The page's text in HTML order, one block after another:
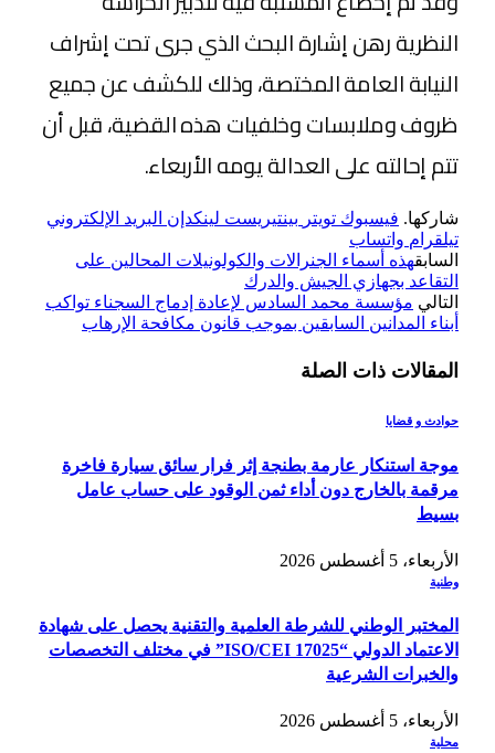
النظرية رهن إشارة البحث الذي جرى تحت إشراف
النيابة العامة المختصة، وذلك للكشف عن جميع
ظروف وملابسات وخلفيات هذه القضية، قبل أن
تتم إحالته على العدالة يومه الأربعاء.
شاركها. فيسبوك تويتر بينتيريست لينكدإن البريد الإلكتروني
تيلقرام واتساب
السابقهذه أسماء الجنرالات والكولونيلات المحالين على
التقاعد بجهازي الجيش والدرك
التالي مؤسسة محمد السادس لإعادة إدماج السجناء تواكب
أبناء المدانين السابقين بموجب قانون مكافحة الإرهاب
المقالات ذات الصلة
حوادث و قضايا
موجة استنكار عارمة بطنجة إثر فرار سائق سيارة فاخرة
مرقمة بالخارج دون أداء ثمن الوقود على حساب عامل
بسيط
الأربعاء، 5 أغسطس 2026
وطنية
المختبر الوطني للشرطة العلمية والتقنية يحصل على شهادة
الاعتماد الدولي “ISO/CEI 17025” في مختلف التخصصات
والخبرات الشرعية
الأربعاء، 5 أغسطس 2026
محلية